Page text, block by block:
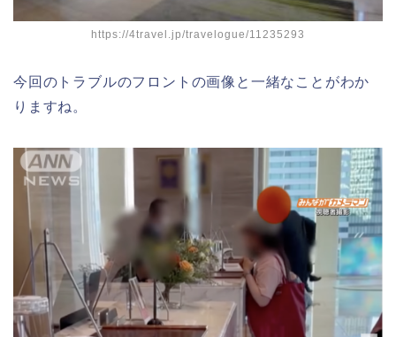
https://4travel.jp/travelogue/11235293
今回のトラブルのフロントの画像と一緒なことがわか
りますね。